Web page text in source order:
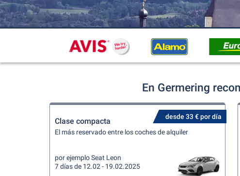
En Germering
desde 33 € por día
Clase compacta
El más reservado entre los coches de alquiler
por ejemplo Seat Leon
7 días de 12.02 - 19.02.2025